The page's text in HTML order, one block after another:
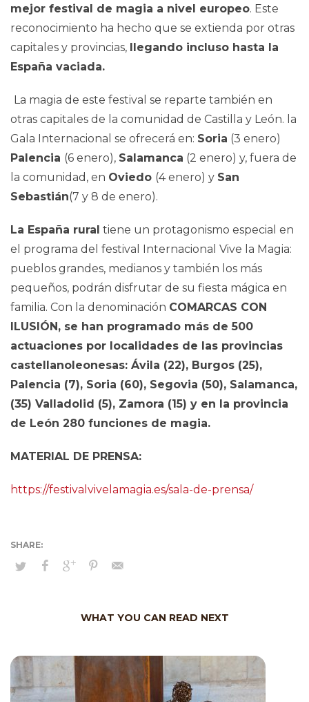
mejor festival de magia a nivel europeo. Este
reconocimiento ha hecho que se extienda por otras
capitales y provincias, llegando incluso hasta la
España vaciada.
La magia de este festival se reparte también en
otras capitales de la comunidad de Castilla y León. la
Gala Internacional se ofrecerá en: Soria (3 enero)
Palencia (6 enero), Salamanca (2 enero) y, fuera de
la comunidad, en Oviedo (4 enero) y San
Sebastián(7 y 8 de enero).
La España rural tiene un protagonismo especial en
el programa del festival Internacional Vive la Magia:
pueblos grandes, medianos y también los más
pequeños, podrán disfrutar de su fiesta mágica en
familia. Con la denominación COMARCAS CON
ILUSIÓN, se han programado más de 500
actuaciones por localidades de las provincias
castellanoleonesas: Ávila (22), Burgos (25),
Palencia (7), Soria (60), Segovia (50), Salamanca,
(35) Valladolid (5), Zamora (15) y en la provincia
de León 280 funciones de magia.
MATERIAL DE PRENSA:
https://festivalvivelamagia.es/sala-de-prensa/
WHAT YOU CAN READ NEXT